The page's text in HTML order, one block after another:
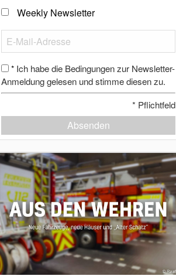
Weekly Newsletter
* Ich habe die Bedingungen zur Newsletter-
Anmeldung gelesen und stimme diesen zu.
* Pflichtfeld
Absenden